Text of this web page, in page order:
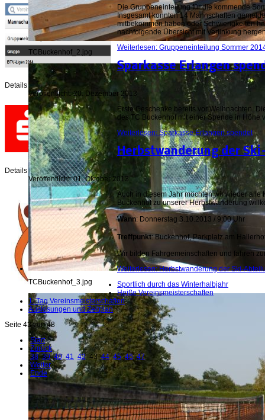
TCBuckenhof_2.jpg
TCBuckenhof_3.jpg
Die Gruppeneinteilung für die kommende
Insgesamt konnten 14 Mannschaften
mitbekommen haben oder Schwierigkeiten
nachfolgende Übersicht mit Verlinkung
Weiterlesen: Gruppeneinteilung Sommer
Sparkasse Erlangen
Details
Veröffentlicht: 20. Dezember 2013
Erste Geschenke bereits vor Weihnachten.
des TC Buckenhof mit einer Spende in Höhe
Weiterlesen: Sparkasse Erlangen spendet
Herbstwanderung der
Details
Veröffentlicht: 01. Oktober 2013
Auch in diesem Jahr möchten wir wieder
Buckenhof zu unserer Herbstwanderung
Wann: Donnerstag 3.10.2013 / 9:00 Uhr
Treffpunkt: Buckenhof, Parkplatz am
Wir bilden Fahrgemeinschaften und fahren
Weiterlesen: Herbstwanderung der Ski-
Sportlich durch das Winterhalbjahr
Heiße Vereinsmeisterschaften
1. Tag Vereinsmeisterschaften
Auslosungen und Zeitplan
Seite 43 von 48
Start
Zurück
38 39 40 41 42 43 44 45 46 47
Weiter
Ende